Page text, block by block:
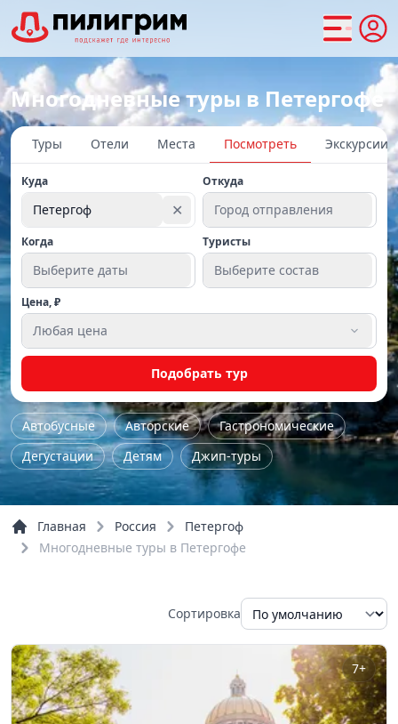
Многодневные туры в Петергофе
Туры Отели Места Посмотреть Экскурсии
Куда
Петергоф ✕
Откуда
Город отправления
Когда
Выберите даты
Туристы
Выберите состав
Цена, ₽
Любая цена
Подобрать тур
Автобусные Авторские
Гастрономические
Дегустации
Детям
Джип-туры
Железнодорожные
Женские
Йога - туры
Культурно-исторические
Мастер-класс
По области
Обзорные
Речные прогулки
Главная Россия
Петергоф
Многодневные туры в Петергофе
Сортировка
7+